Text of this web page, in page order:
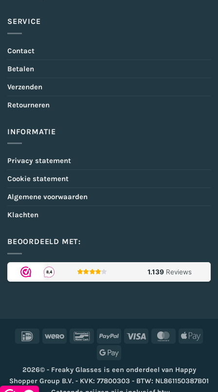
SERVICE
Contact
Betalen
Verzenden
Retourneren
INFORMATIE
Privacy statement
Cookie statement
Algemene voorwaarden
Klachten
BEOORDEELD MET:
IDeal Wero BancontactPayPal Visa MasterCard
Google
2026© - Freaky Glasses is een onderdeel van Happy
Shopper Group B.V. - KVK: 77800303 - BTW: NL861150387B01